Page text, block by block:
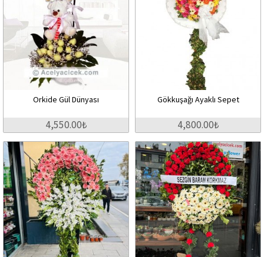
Orkide Gül Dünyası
4,550.00₺
Gökkuşağı Ayaklı Sepet
4,800.00₺